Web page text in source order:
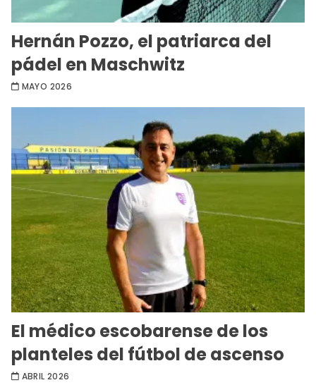
Hernán Pozzo, el patriarca del
pádel en Maschwitz
MAYO 2026
El médico escobarense de los
planteles del fútbol de ascenso
ABRIL 2026